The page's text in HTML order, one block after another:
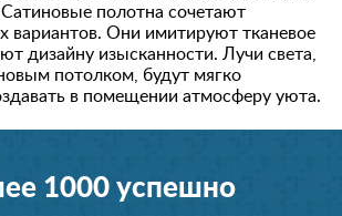
полотна сочетают
вариантов. Они имитируют тканевое
дизайну изысканности. Лучи света,
потолком, будут мягко
в помещении атмосферу уюта.
1000 успешно